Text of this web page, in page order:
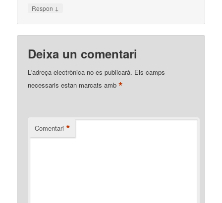
Respon ↓
Deixa un comentari
L'adreça electrònica no es publicarà. Els camps
necessaris estan marcats amb*
Comentari *